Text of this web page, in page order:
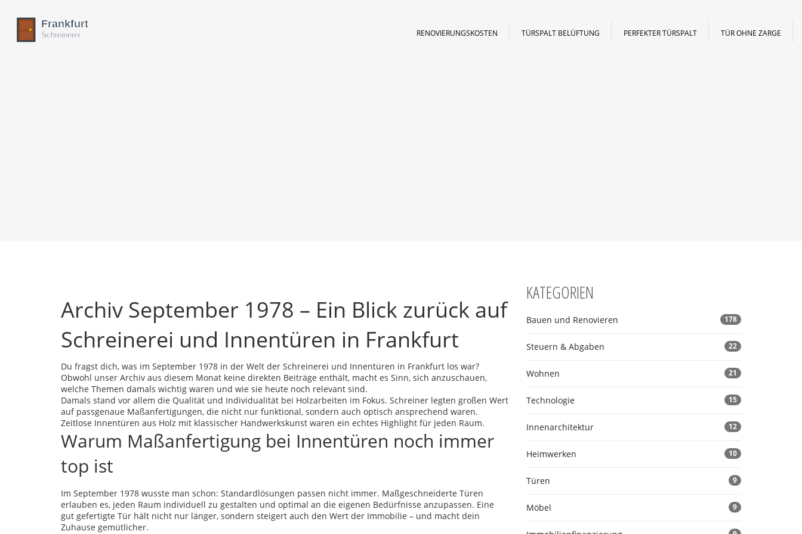
RENOVIERUNGSKOSTEN TÜRSPALT BELÜFTUNG PERFEKTER TÜRSPALT TÜR OHNE ZARGE
Archiv September 1978 – Ein Blick zurück auf
Schreinerei und Innentüren in Frankfurt
Du fragst dich, was im September 1978 in der Welt der Schreinerei und Innentüren in Frankfurt los war?
Obwohl unser Archiv aus diesem Monat keine direkten Beiträge enthält, macht es Sinn, sich anzuschauen,
welche Themen damals wichtig waren und wie sie heute noch relevant sind.
Damals stand vor allem die Qualität und Individualität bei Holzarbeiten im Fokus. Schreiner legten großen Wert
auf passgenaue Maßanfertigungen, die nicht nur funktional, sondern auch optisch ansprechend waren.
Zeitlose Innentüren aus Holz mit klassischer Handwerkskunst waren ein echtes Highlight für jeden Raum.
Warum Maßanfertigung bei Innentüren noch immer
top ist
Im September 1978 wusste man schon: Standardlösungen passen nicht immer. Maßgeschneiderte Türen
erlauben es, jeden Raum individuell zu gestalten und optimal an die eigenen Bedürfnisse anzupassen. Eine
gut gefertigte Tür hält nicht nur länger, sondern steigert auch den Wert der Immobilie – und macht dein
Zuhause gemütlicher.
KATEGORIEN
Bauen und Renovieren 178
Steuern & Abgaben 22
Wohnen 21
Technologie 15
Innenarchitektur 12
Heimwerken 10
Türen 9
Möbel 9